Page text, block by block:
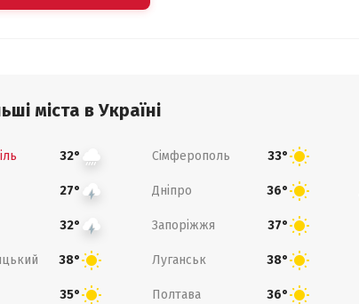
міста в Україні
32° Сімферополь 33°
27° Дніпро 36°
32° Запоріжжя 37°
38° Луганськ 38°
35° Полтава 36°